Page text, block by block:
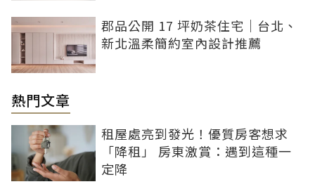
郡品公開 17 坪奶茶住宅｜台北、
新北溫柔簡約室內設計推薦
熱門文章
租屋處亮到發光！優質房客想求
「降租」 房東激賞：遇到這種一
定降